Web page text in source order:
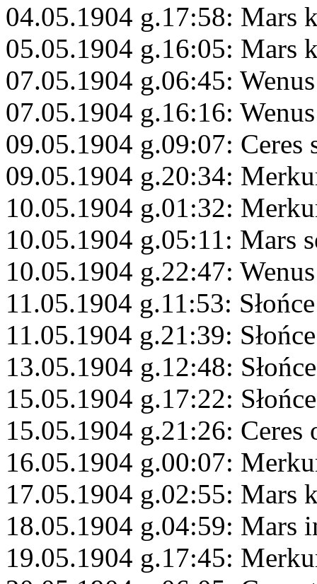
04.05.1904 g.17:58: Mars
05.05.1904 g.16:05: Mars
07.05.1904 g.06:45:
07.05.1904 g.16:16:
09.05.1904 g.09:07: Ceres
09.05.1904 g.20:34:
10.05.1904 g.01:32:
10.05.1904 g.05:11: Mars
10.05.1904 g.22:47:
11.05.1904 g.11:53:
11.05.1904 g.21:39:
13.05.1904 g.12:48:
15.05.1904 g.17:22:
15.05.1904 g.21:26: Ceres
16.05.1904 g.00:07:
17.05.1904 g.02:55: Mars
18.05.1904 g.04:59: Mars
19.05.1904 g.17:45: